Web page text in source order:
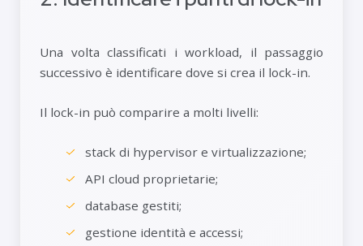
Una volta classificati i workload, il passaggio
successivo è identificare dove si crea il lock-in.
Il lock-in può comparire a molti livelli:
stack di hypervisor e virtualizzazione;
API cloud proprietarie;
database gestiti;
gestione identità e accessi;